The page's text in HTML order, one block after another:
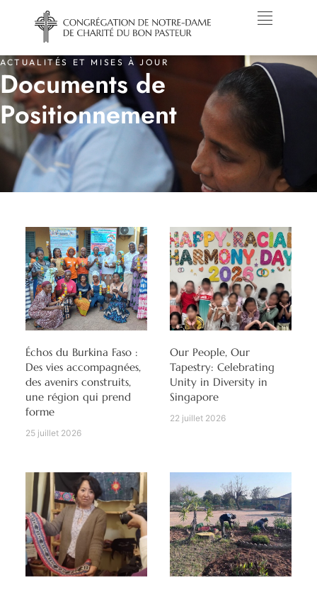
ACTUALITÉS ET MISES À JOUR
Documents de
Positionnement
Échos du Burkina Faso :
Des vies accompagnées,
des avenirs construits,
une région qui prend
forme
25 juillet 2026
Our People, Our
Tapestry: Celebrating
Unity in Diversity in
Singapore
22 juillet 2026